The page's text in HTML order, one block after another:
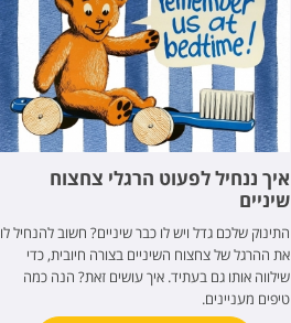
איך ננחיל לפעוט הרגלי צחצוח
שיניים
התינוק שלכם גדל ויש לו כבר שיניים? חשוב להנחיל לו
את ההרגל של צחצוח השיניים בצורה חיובית, כדי
שילווה אותו גם בעתיד. איך עושים זאת? הנה כמה
טיפים מעניינים.